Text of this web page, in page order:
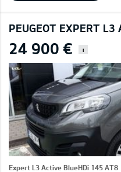
PEUGEOT EXPERT L3
24 900 € i
Expert L3 Active BlueHDi 145 AT8